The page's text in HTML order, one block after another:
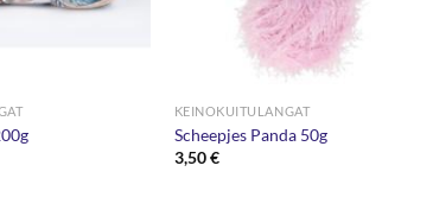
KEINOKUITULANGAT
Scheepjes Panda 50g
3,50€